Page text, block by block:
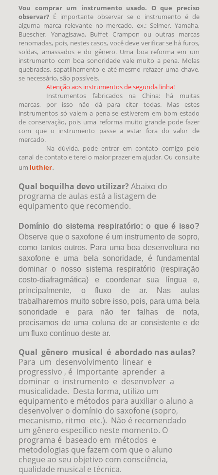
Vou comprar um instrumento usado. O que preciso
observar? É importante observar se o instrumento é de
alguma marca relevante no mercado, ex.: Selmer, Yamaha,
Buescher, Yanagisawa, Buffet Crampon ou outras marcas
renomadas, pois, nestes casos, você deve verificar se há furos,
soldas, amassados e do gênero. Uma boa reforma em um
instrumento com boa sonoridade vale muito a pena. Molas
quebradas, sapatilhamento e até mesmo refazer uma chave,
se necessário, são possíveis.
Atenção aos instrumentos de segunda linha!
Instrumentos fabricados na China: há muitas
marcas, por isso não dá para citar todas. Mas estes
instrumentos só valem a pena se estiverem em bom estado
de conservação, pois uma reforma muito grande pode fazer
com que o instrumento passe a estar fora do valor de
mercado.
Na dúvida, pode entrar em contato comigo pelo
canal de contato e terei o maior prazer em ajudar. Ou consulte
um luthier.
Qual boquilha devo utilizar?Abaixo do
programa de aulas está a listagem de
equipamento que recomendo.
Domínio do sistema respiratório: o que é isso?
Observe que o saxofone é um instrumento de sopro,
como tantos outros. Para uma boa desenvoltura no
saxofone e uma bela sonoridade, é fundamental
dominar o nosso sistema respiratório (respiração
costo-diafragmática) e coordenar sua língua e,
principalmente, o fluxo de ar. Nas aulas
trabalharemos muito sobre isso, pois, para uma bela
sonoridade e para não ter falhas de nota,
precisamos de uma coluna de ar consistente e de
um fluxo contínuo deste ar.
Qual gênero musical é abordado nas aulas?
Para um desenvolvimento linear e
progressivo , é importante aprender a
dominar o instrumento e desenvolver a
musicalidade. Desta forma, utilizo um
equipamento e métodos para auxiliar o aluno a
desenvolver o domínio do saxofone (sopro,
mecanismo, ritmo etc.). Não é recomendado
um gênero específico neste momento. O
programa é baseado em métodos e
metodologias que fazem com que o aluno
chegue ao seu objetivo com consciência,
qualidade musical e técnica.